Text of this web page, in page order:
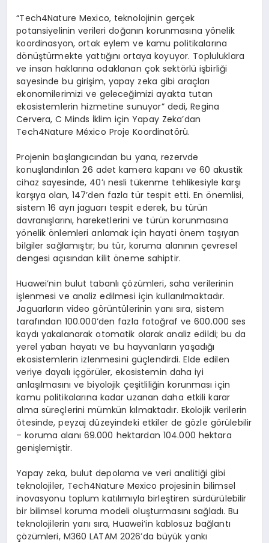
“Tech4Nature Mexico, teknolojinin gerçek
potansiyelinin verileri doğanın korunmasına yönelik
koordinasyon, ortak eylem ve kamu politikalarına
dönüştürmekte yattığını ortaya koyuyor. Topluluklara
ve insan haklarına odaklanan çok sektörlü işbirliği
sayesinde bu girişim, yapay zeka gibi araçları
ekonomilerimizi ve geleceğimizi ayakta tutan
ekosistemlerin hizmetine sunuyor” dedi, Regina
Cervera, C Minds İklim için Yapay Zeka’dan
Tech4Nature México Proje Koordinatörü.
Projenin başlangıcından bu yana, rezervde
konuşlandırılan 26 adet kamera kapanı ve 60 akustik
cihaz sayesinde, 40’ı nesli tükenme tehlikesiyle karşı
karşıya olan, 147’den fazla tür tespit etti. En önemlisi,
sistem 16 ayrı jaguarı tespit ederek, bu türün
davranışlarını, hareketlerini ve türün korunmasına
yönelik önlemleri anlamak için hayati önem taşıyan
bilgiler sağlamıştır; bu tür, koruma alanının çevresel
dengesi açısından kilit öneme sahiptir.
Huawei’nin bulut tabanlı çözümleri, saha verilerinin
işlenmesi ve analiz edilmesi için kullanılmaktadır.
Jaguarların video görüntülerinin yanı sıra, sistem
tarafından 100.000’den fazla fotoğraf ve 600.000 ses
kaydı yakalanarak otomatik olarak analiz edildi; bu da
yerel yaban hayatı ve bu hayvanların yaşadığı
ekosistemlerin izlenmesini güçlendirdi. Elde edilen
veriye dayalı içgörüler, ekosistemin daha iyi
anlaşılmasını ve biyolojik çeşitliliğin korunması için
kamu politikalarına kadar uzanan daha etkili karar
alma süreçlerini mümkün kılmaktadır. Ekolojik verilerin
ötesinde, peyzaj düzeyindeki etkiler de gözle görülebilir
– koruma alanı 69.000 hektardan 104.000 hektara
genişlemiştir.
Yapay zeka, bulut depolama ve veri analitiği gibi
teknolojiler, Tech4Nature Mexico projesinin bilimsel
inovasyonu toplum katılımıyla birleştiren sürdürülebilir
bir bilimsel koruma modeli oluşturmasını sağladı. Bu
teknolojilerin yanı sıra, Huawei’in kablosuz bağlantı
çözümleri, M360 LATAM 2026’da büyük yankı